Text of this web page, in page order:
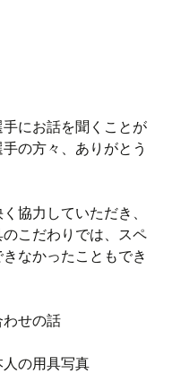
にお話を聞くことが
の方々、ありがとう
協力していただき、
こだわりでは、スペ
なかったこともでき
せの話
の用具写真